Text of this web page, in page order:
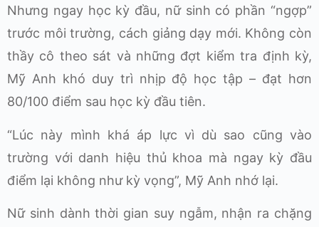
Nhưng ngay học kỳ đầu, nữ sinh có phần “ngợp”
trước môi trường, cách giảng dạy mới. Không còn
thầy cô theo sát và những đợt kiểm tra định kỳ,
Mỹ Anh khó duy trì nhịp độ học tập – đạt hơn
80/100 điểm sau học kỳ đầu tiên.
“Lúc này mình khá áp lực vì dù sao cũng vào
trường với danh hiệu thủ khoa mà ngay kỳ đầu
điểm lại không như kỳ vọng”, Mỹ Anh nhớ lại.
Nữ sinh dành thời gian suy ngẫm, nhận ra chặng